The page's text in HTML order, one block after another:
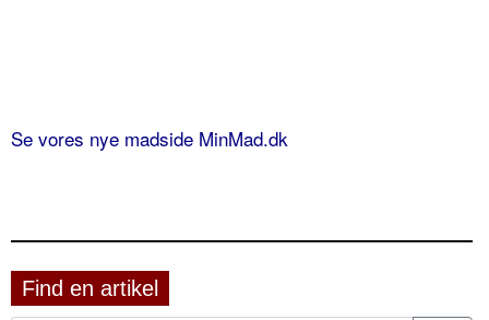
Se vores nye madside MinMad.dk
Find en artikel